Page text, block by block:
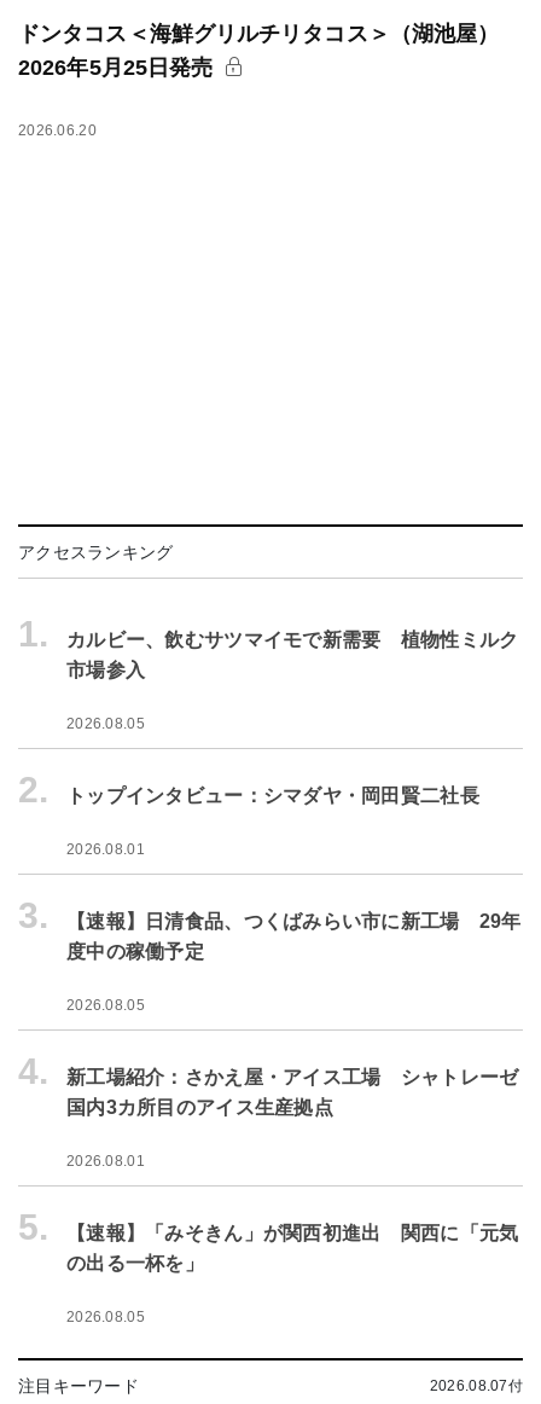
ドンタコス＜海鮮グリルチリタコス＞（湖池屋）
2026年5月25日発売
2026.06.20
アクセスランキング
1.
カルビー、飲むサツマイモで新需要 植物性ミルク
市場参入
2026.08.05
2. トップインタビュー：シマダヤ・岡田賢二社長
2026.08.01
3.
【速報】日清食品、つくばみらい市に新工場 29年
度中の稼働予定
2026.08.05
4.
新工場紹介：さかえ屋・アイス工場 シャトレーゼ
国内3カ所目のアイス生産拠点
2026.08.01
5.
【速報】「みそきん」が関西初進出 関西に「元気
の出る一杯を」
2026.08.05
注目キーワード 2026.08.07付